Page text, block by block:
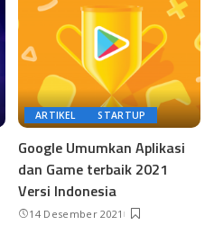
ARTIKEL STARTUP
Google Umumkan Aplikasi
dan Game terbaik 2021
Versi Indonesia
14 Desember 2021